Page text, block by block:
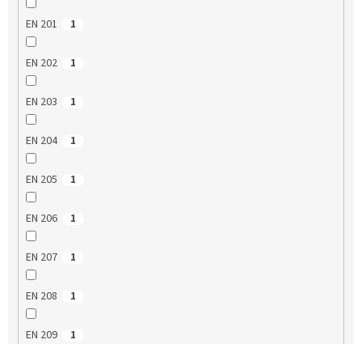
EN 201 1
EN 202 1
EN 203 1
EN 204 1
EN 205 1
EN 206 1
EN 207 1
EN 208 1
EN 209 1